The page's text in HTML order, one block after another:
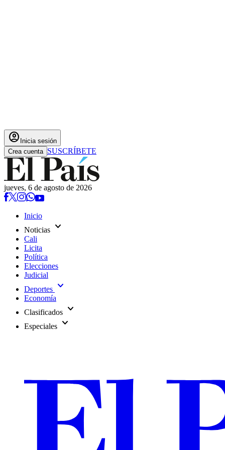
account_circle Inicia sesión
Crea cuenta SUSCRÍBETE
jueves, 6 de agosto de 2026
Inicio
Noticias expand_more
Cali
Licita
Política
Elecciones
Judicial
Deportes expand_more
Economía
Clasificados expand_more
Especiales expand_more